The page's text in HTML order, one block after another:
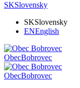
SKSlovensky
SKSlovensky
ENEnglish
ObecBobrovec
ObecBobrovec